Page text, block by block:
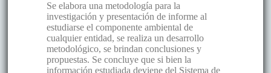
Se elabora una metodología para la
investigación y presentación de informe al
estudiarse el componente ambiental de
cualquier entidad, se realiza un desarrollo
metodológico, se brindan conclusiones y
propuestas. Se concluye que si bien la
información estudiada deviene del Sistema de